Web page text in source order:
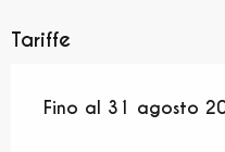
Tariffe
Dal1 luglio 2026 al
Fino al 31 agosto